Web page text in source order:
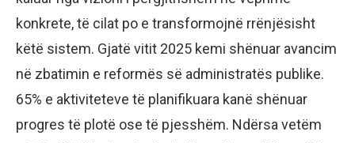
konkrete, të cilat po e transformojnë rrënjësisht
këtë sistem. Gjatë vitit 2025 kemi shënuar avancim
në zbatimin e reformës së administratës publike.
65% e aktiviteteve të planifikuara kanë shënuar
progres të plotë ose të pjesshëm. Ndërsa vetëm